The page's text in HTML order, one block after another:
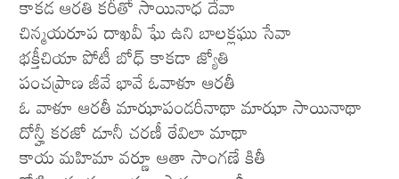
కాకడ ఆరతి కరీతో సాయినాధ దేవా
చిన్మయరూప దాఖవీ ఘే ఉని బాలక్లఘు సేవా
భక్తీచియా పోటీ బోధ్ కాకడా జ్యోతి
పంచప్రాణ జీవే భావే ఓవాళూ ఆరతీ
ఓ వాళూ ఆరతీ మాఝాపండరీనాథా మాఝా సాయినాథా
దోన్హీ కరజో డూనీ చరణీ ఠేవిలా మాథా
కాయ మహిమా వర్ణూ ఆతా సాంగణే కితీ